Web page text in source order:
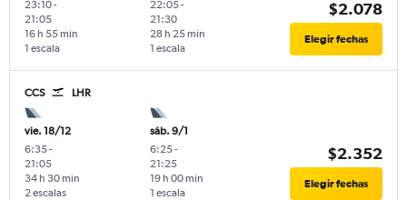
23:10-
21:05
1 escala
16 h 55 min
22:05-
21:30
1 escala
28 h 25 min
$2.078
Elegir fechas
CCS LHR
vie. 18/12
6:35-
21:05
2 escalas
34 h 30 min
sáb. 9/1
6:25-
21:25
1 escala
19 h 00 min
$2.352
Elegir fechas